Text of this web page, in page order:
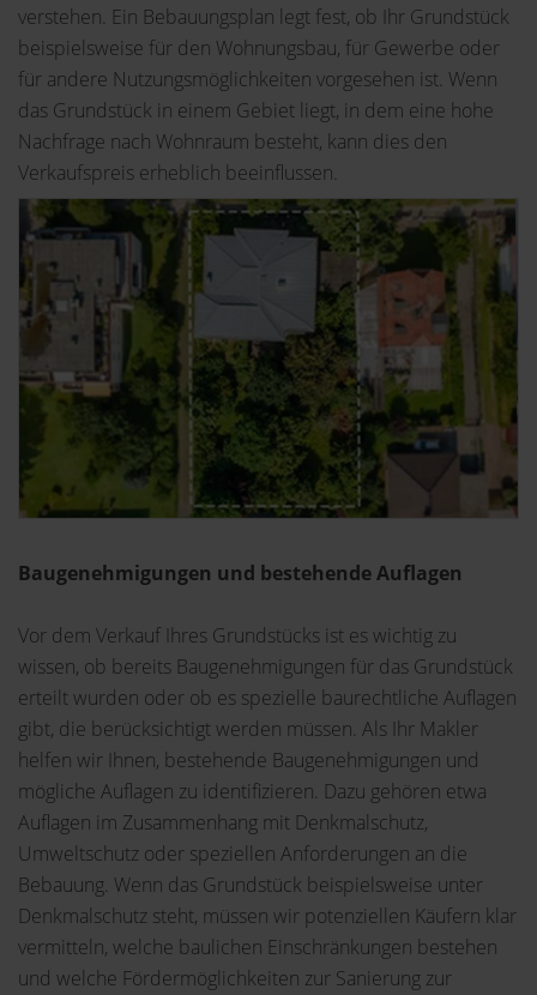
verstehen. Ein Bebauungsplan legt fest, ob Ihr Grundstück
beispielsweise für den Wohnungsbau, für Gewerbe oder
für andere Nutzungsmöglichkeiten vorgesehen ist. Wenn
das Grundstück in einem Gebiet liegt, in dem eine hohe
Nachfrage nach Wohnraum besteht, kann dies den
Verkaufspreis erheblich beeinflussen.
Baugenehmigungen und bestehende Auflagen
Vor dem Verkauf Ihres Grundstücks ist es wichtig zu
wissen, ob bereits Baugenehmigungen für das Grundstück
erteilt wurden oder ob es spezielle baurechtliche Auflagen
gibt, die berücksichtigt werden müssen. Als Ihr Makler
helfen wir Ihnen, bestehende Baugenehmigungen und
mögliche Auflagen zu identifizieren. Dazu gehören etwa
Auflagen im Zusammenhang mit Denkmalschutz,
Umweltschutz oder speziellen Anforderungen an die
Bebauung. Wenn das Grundstück beispielsweise unter
Denkmalschutz steht, müssen wir potenziellen Käufern klar
vermitteln, welche baulichen Einschränkungen bestehen
und welche Fördermöglichkeiten zur Sanierung zur